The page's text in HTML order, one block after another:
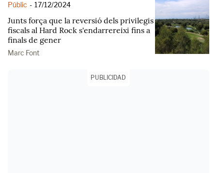
Públic - 17/12/2024
Junts força que la reversió dels privilegis
fiscals al Hard Rock s'endarrereixi fins a
finals de gener
Marc Font
PUBLICIDAD